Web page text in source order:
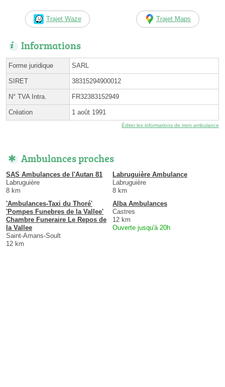
Trajet Waze Trajet Maps
Informations
Forme juridique SARL
SIRET 38315294900012
N° TVA Intra. FR32383152949
Création 1 août 1991
Éditer les informations de mon ambulance
Ambulances proches
SAS Ambulances de l'Autan 81
Labruguière
8 km
Labruguière Ambulance
Labruguière
8 km
'Ambulances-Taxi du Thoré'
'Pompes Funebres de la Vallee'
Chambre Funeraire Le Repos de
la Vallee
Saint-Amans-Soult
12 km
Alba Ambulances
Castres
12 km
Ouverte jusqu'à 20h